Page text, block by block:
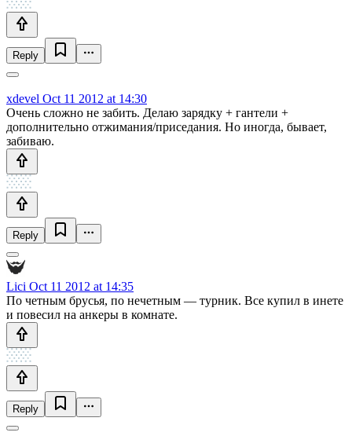
Reply
xdevel Oct 11 2012 at 14:30
Очень сложно не забить. Делаю зарядку + гантели +
дополнительно отжимания/приседания. Но иногда, бывает,
забиваю.
Reply
Lici Oct 11 2012 at 14:35
По четным брусья, по нечетным — турник. Все купил в инете
и повесил на анкеры в комнате.
Reply